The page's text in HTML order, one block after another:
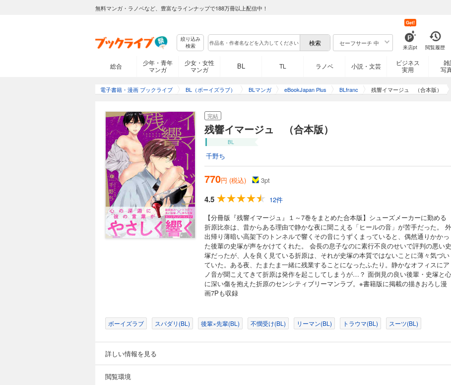
無料マンガ・ラノベなど、豊富なラインナップで188万冊以上配信中！
絞り込み
検索
セーフサーチ 中
来店pt
Get!
閲覧履歴
総合
少年・青年
マンガ
少女・女性
マンガ
BL TL ラノベ 小説・文芸
ビジネス
実用
雑
写
電子書籍・漫画 ブックライブ BL（ボーイズラブ） BLマンガ eBookJapan Plus BLfranc 残響イマージュ （合本版）
完結
残響イマージュ （合本版）
BL
千野ち
770円 (税込) 3pt
4.5
12件
【分冊版『残響イマージュ』１～7巻をまとめた合本版】シューズメーカーに勤める
折原比奈は、昔からある理由で静かな夜に聞こえる「ヒールの音」が苦手だった。 外
出帰り薄暗い高架下のトンネルで響くその音にうずくまっていると、偶然通りかかっ
た後輩の史塚が声をかけてくれた。 会長の息子なのに素行不良のせいで評判の悪い史
塚だったが、人を良く見ている折原は、それが史塚の本質ではないことに薄々気づい
ていた。ある夜、たまたま一緒に残業することになったふたり。静かなオフィスにア
ノ音が聞こえてきて折原は発作を起こしてしまうが…？ 面倒見の良い後輩・史塚と心
に深い傷を抱えた折原のセンシティブリーマンラブ。※書籍版に掲載の描きおろし漫
画7Pも収録
ボーイズラブ スパダリ(BL) 後輩×先輩(BL) 不憫受け(BL) リーマン(BL) トラウマ(BL) スーツ(BL)
詳しい情報を見る
閲覧環境